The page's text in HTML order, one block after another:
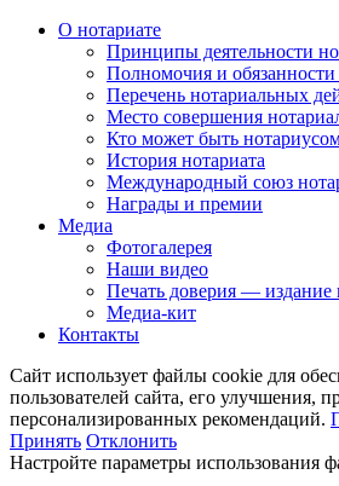
О нотариате
Принципы деятельности
Полномочия и обязанности
Перечень нотариальных
Место совершения
Кто может быть
История нотариата
Международный союз
Награды и премии
Медиа
Фотогалерея
Наши видео
Печать доверия — издание
Медиа-кит
Контакты
Сайт использует файлы cookie для
пользователей сайта, его улучшения,
персонализированных рекомендаций.
Принять Отклонить
Настройте параметры использования